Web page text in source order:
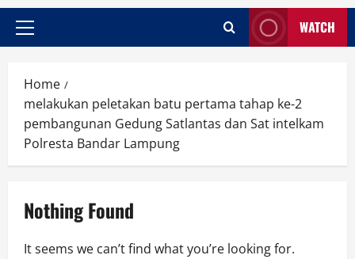
Primary
WATCH
Home
melakukan peletakan batu pertama tahap ke-2
pembangunan Gedung Satlantas dan Sat intelkam
Polresta Bandar Lampung
Nothing Found
It seems we can’t find what you’re looking for.